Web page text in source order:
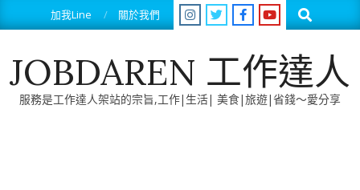
to
加我Line 關於我們 Search
JOBDAREN 工作達人
服務是工作達人架站的宗旨,工作|生活| 美食|旅遊|省錢～愛分享